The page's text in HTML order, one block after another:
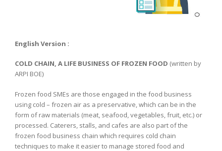
English Version :
COLD CHAIN, A LIFE BUSINESS OF FROZEN FOOD (written by
ARPI BOE)
Frozen food SMEs are those engaged in the food business
using cold – frozen air as a preservative, which can be in the
form of raw materials (meat, seafood, vegetables, fruit, etc.) or
processed. Caterers, stalls, and cafes are also part of the
frozen food business chain which requires cold chain
techniques to make it easier to manage stored food and